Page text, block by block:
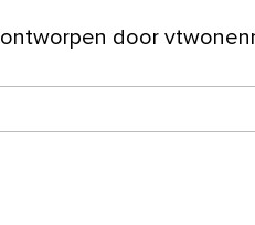
ontworpen door vtwonen